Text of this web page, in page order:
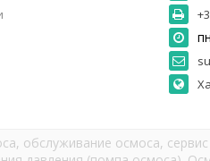
обслуживание осмоса,